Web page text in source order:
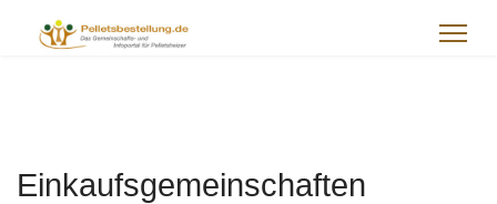
Einkaufsgemeinschaften